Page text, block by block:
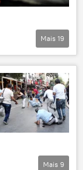
Mais 19
Mais 9